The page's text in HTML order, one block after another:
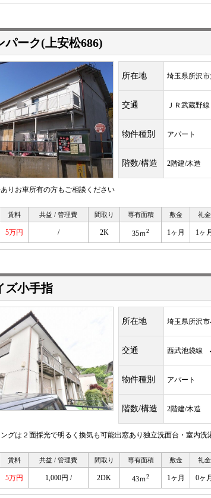
パーク(上安松686)
所在地 埼玉県所沢
交通 ＪＲ武蔵野
物件種別 アパート
階数/構造 2階建/木造
りお車所有の方もご相談ください
賃料 共益 / 管理費 間取り 専有面積 敷金 礼金
5万円 / 2K 35ｍ2 1ヶ月 1ヶ月
ズ小手指
所在地 埼玉県所沢
交通 西武池袋線
物件種別 アパート
階数/構造 2階建/木造
グは２面採光で明るく換気も可能出窓あり独立洗面台・室内洗
賃料 共益 / 管理費 間取り 専有面積 敷金 礼金
5万円 1,000円 / 2DK 43ｍ2 1ヶ月 0ヶ月